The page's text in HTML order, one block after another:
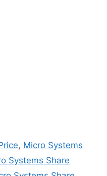
, Micro Systems
Systems Share